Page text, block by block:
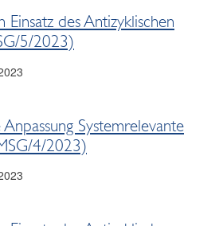
Einsatz des Antizyklischen
5/2023)
Systemrelevante
4/2023)